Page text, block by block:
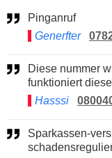
Pinganruf
Generfter
Diese nummer wird auch in der schweiz benutzt nur
funktioniert
Hasssi
Sparkassen-versicherung - kein spam sondern